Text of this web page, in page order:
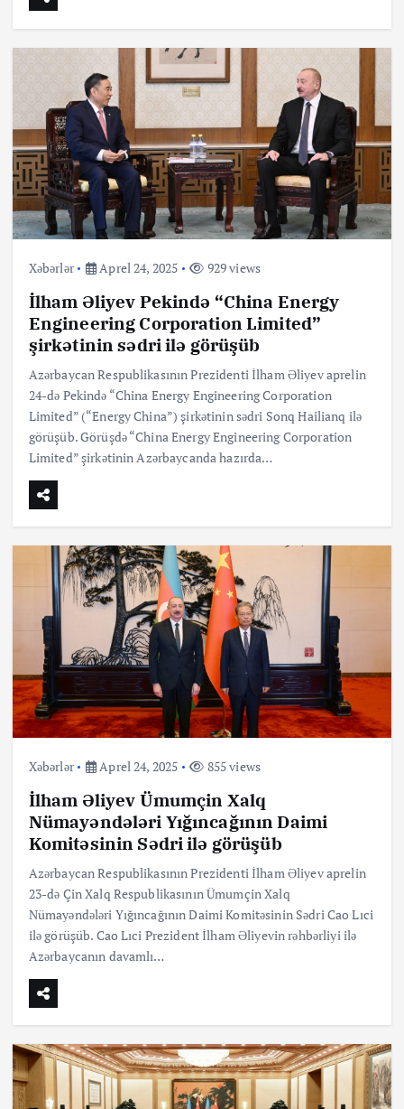
Xəbərlər Aprel 24, 2025 929 views
İlham Əliyev Pekində “China Energy
Engineering Corporation Limited”
şirkətinin sədri ilə görüşüb
Azərbaycan Respublikasının Prezidenti İlham Əliyev aprelin
24-də Pekində “China Energy Engineering Corporation
Limited” (“Energy China”) şirkətinin sədri Sonq Hailianq ilə
görüşüb. Görüşdə “China Energy Engineering Corporation
Limited” şirkətinin Azərbaycanda hazırda…
Xəbərlər Aprel 24, 2025 855 views
İlham Əliyev Ümumçin Xalq
Nümayəndələri Yığıncağının Daimi
Komitəsinin Sədri ilə görüşüb
Azərbaycan Respublikasının Prezidenti İlham Əliyev aprelin
23-də Çin Xalq Respublikasının Ümumçin Xalq
Nümayəndələri Yığıncağının Daimi Komitəsinin Sədri Cao Lıci
ilə görüşüb. Cao Lıci Prezident İlham Əliyevin rəhbərliyi ilə
Azərbaycanın davamlı…